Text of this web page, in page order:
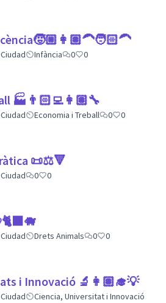
Ciudad Infància 0 0
🏭👨🏻‍💻👩🏽‍🔧
Ciudad Economia i Treball 0 0
📜⚖️🔻
Ciudad 0 0
Ciudad Drets Animals 0 0
i Innovació 🔬👩🏽‍🎓💡
Ciudad
Ciencia, Universitat i Innovació